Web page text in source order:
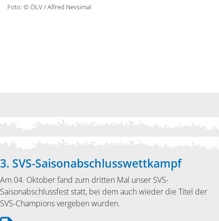
Foto: © ÖLV / Alfred Nevsimal
3. SVS-Saisonabschlusswettkampf
Am 04. Oktober fand zum dritten Mal unser SVS-
Saisonabschlussfest statt, bei dem auch wieder die Titel der
SVS-Champions vergeben wurden.